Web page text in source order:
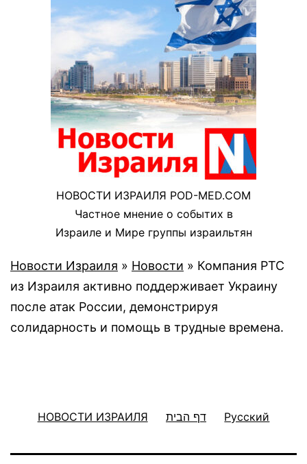
НОВОСТИ ИЗРАИЛЯ POD-MED.COM
Частное мнение о событих в
Израиле и Мире группы израильтян
Новости Израиля » Новости » Компания PTC
из Израиля активно поддерживает Украину
после атак России, демонстрируя
солидарность и помощь в трудные времена.
НОВОСТИ ИЗРАИЛЯ דף הבית Русский